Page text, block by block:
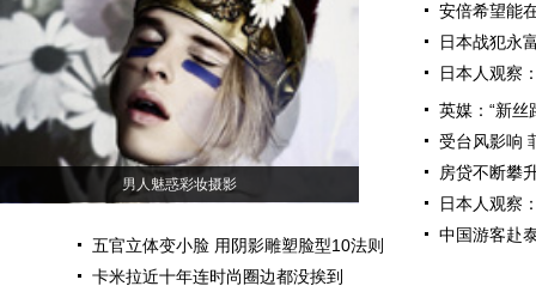
安倍希望能
日本战犯永
日本人观察
英媒：“新丝
受台风影响
房贷不断攀
日本人观察
中国游客赴
男人魅惑彩妆摄影
五官立体变小脸 用阴影雕塑脸型10法则
卡米拉近十年连时尚圈边都没挨到